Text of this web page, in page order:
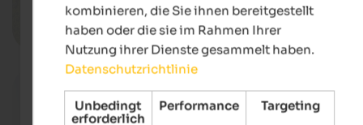
Meran und Umgebung
kombinieren, die Sie ihnen bereitgestellt
haben oder die sie im Rahmen Ihrer
Nutzung ihrer Dienste gesammelt haben.
Datenschutzrichtlinie
Unbedingt
erforderlich
Performance Targeting